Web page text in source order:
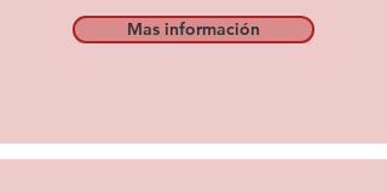
Mas información